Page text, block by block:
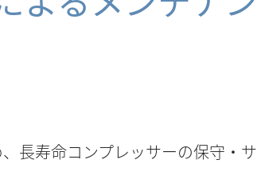
長寿命コンプレッサーの保守・